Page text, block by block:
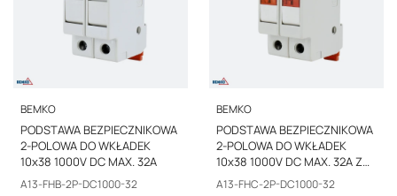
PRODUCENT
BEMKO
PODSTAWA BEZPIECZNIKOWA
2-POLOWA DO WKŁADEK
10x38 1000V DC MAX. 32A
Kod producenta
A13-FHB-2P-DC1000-32
PRODUCENT
BEMKO
PODSTAWA BEZPIECZNIKOWA
2-POLOWA DO WKŁADEK
10x38 1000V DC MAX. 32A Z
KONTROLKĄ
Kod producenta
A13-FHC-2P-DC1000-32